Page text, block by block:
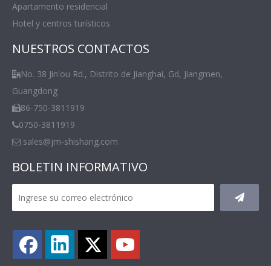
Apartamento residencial
Hotel y centros turísticos
NUESTROS CONTACTOS
No. 38 Jin'ou Rd., Distrito de Jianghai, Gd, Jiangmen,
Guangdong
86-750-3811919
0750-3811919
 sales@jm-shishang.com
BOLETIN INFORMATIVO